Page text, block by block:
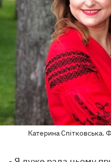
Катерина